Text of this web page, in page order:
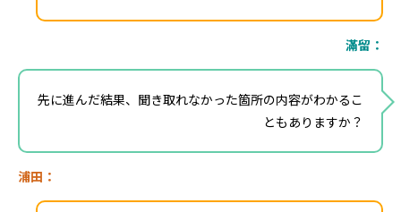
滿留：
先に進んだ結果、聞き取れなかった箇所の内容がわかるこ
ともありますか？
浦田：